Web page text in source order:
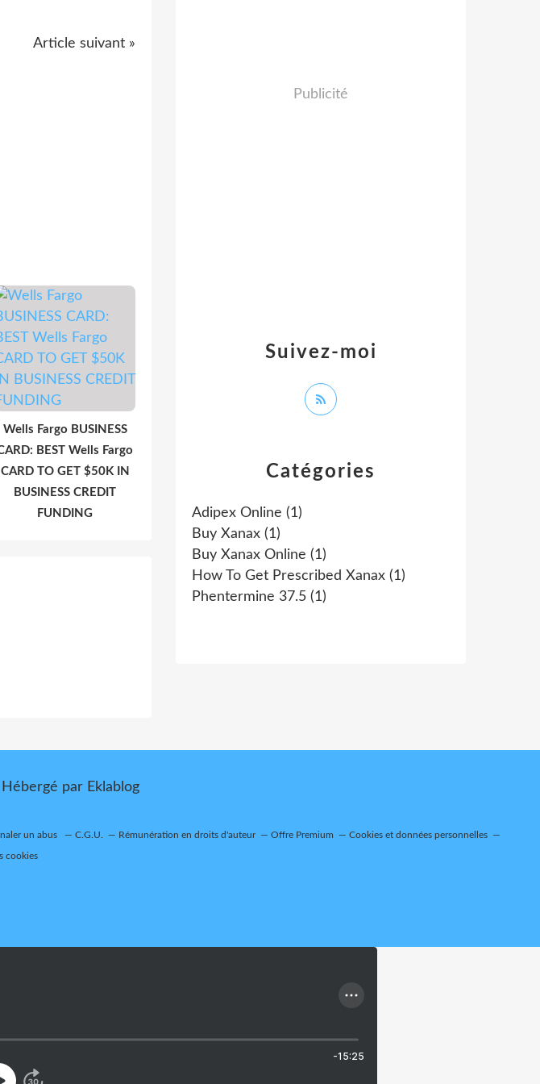
Article suivant »
Wells Fargo BUSINESS
BEST Wells Fargo
CARD TO GET $50K IN
BUSINESS CREDIT
FUNDING
Catégories
Adipex Online (1)
Buy Xanax (1)
Buy Xanax Online (1)
How To Get Prescribed Xanax (1)
Phentermine 37.5 (1)
Suivez-moi
Publicité
par Eklablog
un abus C.G.U. Rémunération en droits d'auteur Offre Premium Cookies et données personnelles
cookies
-15:25